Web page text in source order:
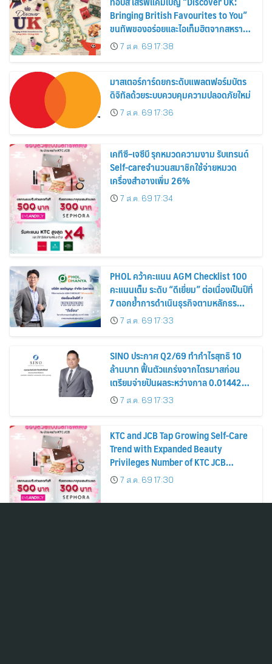
Bringing British Favourites to You”
ขนทัพของอร่อยและไอเท็มฮิตจากสหราช
อาณาจักร ส่งตรงถึงมือตั้งแต่วันนี้ – 18
สิงหาคมนี้
7 ส.ค. 69 17:38
มาสเตอร์การ์ดยกระดับแพลตฟอร์มบัตร
ดิจิทัลด้วยระบบควบคุมความปลอดภัยใหม่
7 ส.ค. 69 17:36
เคทีซี–เจซีบี รุกหมวดความงาม รับเทรนด์
Self-careจำนวนสมาชิกใช้จ่ายหมวด
เครื่องสำอางเพิ่ม 26%
7 ส.ค. 69 17:34
PHOL คว้าคะแนน AGM Checklist 100
คะแนนเต็ม ระดับ “ดีเยี่ยม” ต่อเนื่องเป็นปีที่
7 ตอกย้ำการดำเนินธุรกิจตามหลักธร
รมาภิบาล โปร่งใส สร้างความเชื่อมั่นผู้ถือ
หุ้น
7 ส.ค. 69 17:33
SINO ประกาศ Q2/69 ทำกำไรสุทธิ 10
ล้านบาท ฟื้นตัวแกร่งจากไตรมาสก่อน
เตรียมจ่ายปันผลระหว่างกาล 0.014423
บาทต่อหุ้น ครึ่งปีหลังมุ่งเติบโตต่อเนื่อง
7 ส.ค. 69 17:33
KTC and JCB Tap Growing Self-Care
Trend with Expanded Beauty
Privileges Number of KTC JCB
Cardmembers Spending on
Cosmetics Rises 26%
7 ส.ค. 69 17:30